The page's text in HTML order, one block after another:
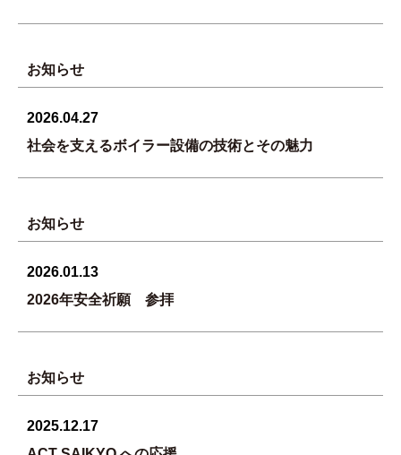
お知らせ
2026.04.27
社会を支えるボイラー設備の技術とその魅力
お知らせ
2026.01.13
2026年安全祈願 参拝
お知らせ
2025.12.17